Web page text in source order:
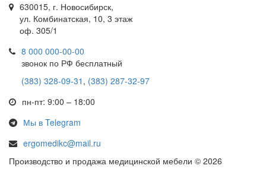
630015, г. Новосибирск,
ул. Комбинатская, 10, 3 этаж
оф. 305/1
8 000 000-00-00
звонок по РФ бесплатный
(383) 328-09-31 , (383) 287-32-97
пн-пт: 9:00 – 18:00
Мы в Telegram
ergomedikc@mail.ru
Производство и продажа медицинской мебели © 2026